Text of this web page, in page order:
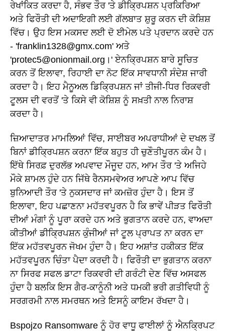
ਰੇਖਾਂਕਿਤ ਕਰਦਾ ਹੈ, ਸੰਭਵ ਤੌਰ 'ਤੇ ਡੀਕ੍ਰਿਪਸ਼ਨ ਪ੍ਰਕਿਰਿਆ
ਅਤੇ ਫਿਰੌਤੀ ਦੀ ਅਦਾਇਗੀ ਲਈ ਗੱਲਬਾਤ ਸ਼ੁਰੂ ਕਰਨ ਦੀ ਕੋਸ਼ਿਸ਼
ਵਿੱਚ। ਉਹ ਇਸ ਮਕਸਦ ਲਈ ਦੋ ਈਮੇਲ ਪਤੇ ਪ੍ਰਦਾਨ ਕਰਦੇ ਹਨ
- 'franklin1328@gmx.com' ਅਤੇ
'protec5@onionmail.org।' ਏਨਕ੍ਰਿਪਸ਼ਨ ਬਾਰੇ ਸੂਚਿਤ
ਕਰਨ ਤੋਂ ਇਲਾਵਾ, ਰਿਹਾਈ ਦਾ ਨੋਟ ਇੱਕ ਸਾਵਧਾਨੀ ਸੰਦੇਸ਼ ਜਾਰੀ
ਕਰਦਾ ਹੈ। ਇਹ ਮੈਨੂਅਲ ਡਿਕ੍ਰਿਪਸ਼ਨ ਜਾਂ ਤੀਜੀ-ਧਿਰ ਰਿਕਵਰੀ
ਟੂਲਸ ਦੀ ਵਰਤੋਂ 'ਤੇ ਕਿਸੇ ਵੀ ਕੋਸ਼ਿਸ਼ ਨੂੰ ਸਖ਼ਤੀ ਨਾਲ ਨਿਰਾਸ਼
ਕਰਦਾ ਹੈ।
ਜ਼ਿਆਦਾਤਰ ਮਾਮਲਿਆਂ ਵਿੱਚ, ਸਾਈਬਰ ਅਪਰਾਧੀਆਂ ਦੇ ਦਖਲ ਤੋਂ
ਬਿਨਾਂ ਡੀਕ੍ਰਿਪਸ਼ਨ ਕਰਨਾ ਇੱਕ ਬਹੁਤ ਹੀ ਚੁਣੌਤੀਪੂਰਨ ਕੰਮ ਹੈ।
ਇੱਥੇ ਸਿਰਫ਼ ਦੁਰਲੱਭ ਅਪਵਾਦ ਮੌਜੂਦ ਹਨ, ਆਮ ਤੌਰ 'ਤੇ ਅਜਿਹੇ
ਮੌਕੇ ਸ਼ਾਮਲ ਹੁੰਦੇ ਹਨ ਜਿੱਥੇ ਰੈਨਸਮਵੇਅਰ ਆਪਣੇ ਆਪ ਵਿੱਚ
ਬੁਨਿਆਦੀ ਤੌਰ 'ਤੇ ਨੁਕਸਦਾਰ ਜਾਂ ਕਮਜ਼ੋਰ ਹੁੰਦਾ ਹੈ। ਇਸ ਤੋਂ
ਇਲਾਵਾ, ਇਹ ਪਛਾਣਨਾ ਮਹੱਤਵਪੂਰਨ ਹੈ ਕਿ ਭਾਵੇਂ ਪੀੜਤ ਫਿਰੌਤੀ
ਦੀਆਂ ਮੰਗਾਂ ਨੂੰ ਪੂਰਾ ਕਰਦੇ ਹਨ ਅਤੇ ਭੁਗਤਾਨ ਕਰਦੇ ਹਨ, ਵਾਅਦਾ
ਕੀਤੀਆਂ ਡੀਕ੍ਰਿਪਸ਼ਨ ਕੁੰਜੀਆਂ ਜਾਂ ਟੂਲ ਪ੍ਰਾਪਤ ਨਾ ਕਰਨ ਦਾ
ਇੱਕ ਮਹੱਤਵਪੂਰਨ ਜੋਖਮ ਹੁੰਦਾ ਹੈ। ਇਹ ਅਸ਼ਾਂਤ ਹਕੀਕਤ ਇੱਕ
ਮਹੱਤਵਪੂਰਨ ਚਿੰਤਾ ਪੈਦਾ ਕਰਦੀ ਹੈ। ਫਿਰੌਤੀ ਦਾ ਭੁਗਤਾਨ ਕਰਨਾ
ਨਾ ਸਿਰਫ ਸਫਲ ਡਾਟਾ ਰਿਕਵਰੀ ਦੀ ਗਰੰਟੀ ਦੇਣ ਵਿੱਚ ਅਸਫਲ
ਹੁੰਦਾ ਹੈ ਬਲਕਿ ਇਸ ਗੈਰ-ਕਾਨੂੰਨੀ ਅਤੇ ਧਮਕੀ ਭਰੀ ਗਤੀਵਿਧੀ ਨੂੰ
ਸਰਗਰਮੀ ਨਾਲ ਸਮਰਥਨ ਅਤੇ ਇਸਨੂੰ ਕਾਇਮ ਰੱਖਦਾ ਹੈ।
Bspojzo Ransomware ਨੂੰ ਹੋਰ ਵਾਧੂ ਫਾਈਲਾਂ ਨੂੰ ਐਨਕ੍ਰਿਪਟ